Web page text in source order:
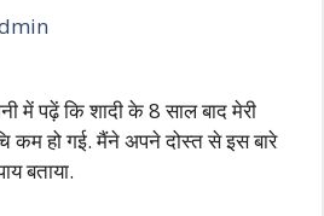
में पढ़ें कि शादी के 8 साल बाद मेरी
कम हो गई. मैंने अपने दोस्त से इस बारे
बताया.